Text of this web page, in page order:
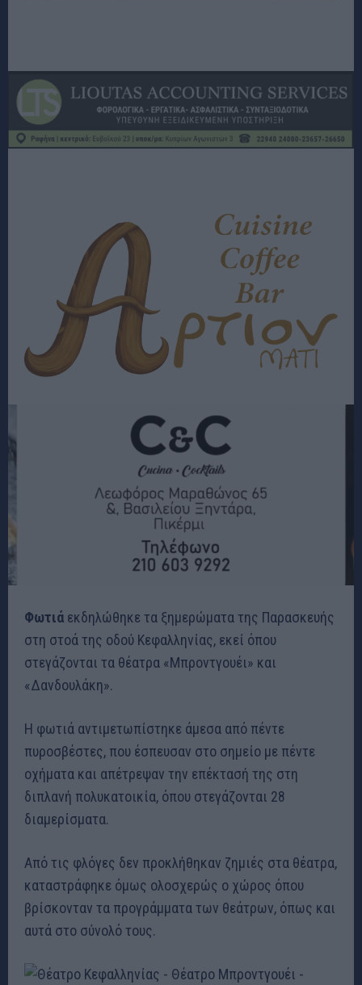
Φωτιά εκδηλώθηκε τα ξημερώματα της Παρασκευής
στη στοά της οδού Κεφαλληνίας, εκεί όπου
στεγάζονται τα θέατρα «Μπροντγουέι» και
«Δανδουλάκη».
Η φωτιά αντιμετωπίστηκε άμεσα από πέντε
πυροσβέστες, που έσπευσαν στο σημείο με πέντε
οχήματα και απέτρεψαν την επέκτασή της στη
διπλανή πολυκατοικία, όπου στεγάζονται 28
διαμερίσματα.
Από τις φλόγες δεν προκλήθηκαν ζημιές στα θέατρα,
καταστράφηκε όμως ολοσχερώς ο χώρος όπου
βρίσκονταν τα προγράμματα των θεάτρων, όπως και
αυτά στο σύνολό τους.